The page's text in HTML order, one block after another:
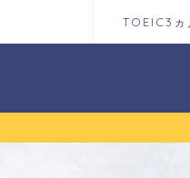
TOEIC3